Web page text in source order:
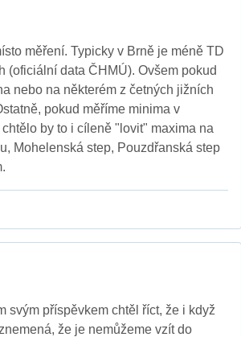
měření. Typicky v Brně je méně TD
(oficiální data ČHMÚ). Ovšem pokud
nebo na některém z četných jižních
pokud měříme minima v
by to i cíleně "lovit" maxima na
Mohelenská step, Pouzdřanská step
svým příspěvkem chtěl říct, že i když
že je nemůžeme vzít do